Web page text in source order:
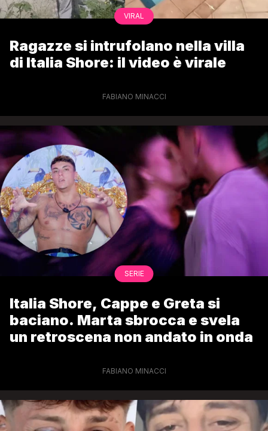
VIRAL
Ragazze si intrufolano nella villa
di Italia Shore: il video è virale
FABIANO MINACCI
SERIE
Italia Shore, Cappe e Greta si
baciano. Marta sbrocca e svela
un retroscena non andato in onda
FABIANO MINACCI